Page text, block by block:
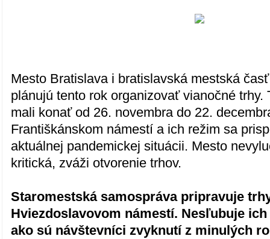
Mesto Bratislava i bratislavská mestská
plánujú tento rok organizovať vianočné trhy.
mali konať od 26. novembra do 22.
Františkánskom námestí a ich režim sa
aktuálnej pandemickej situácii. Mesto
kritická, zváži otvorenie trhov.
Staromestská samospráva pripravuje
Hviezdoslavovom námestí. Nesľubuje
ako sú návštevníci zvyknutí z minulých